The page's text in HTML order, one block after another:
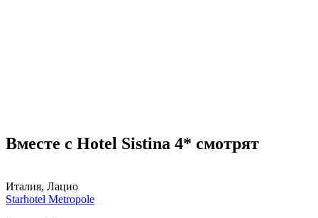
Вместе с Hotel Sistina 4* смотрят
Италия, Лацио
Starhotel Metropole